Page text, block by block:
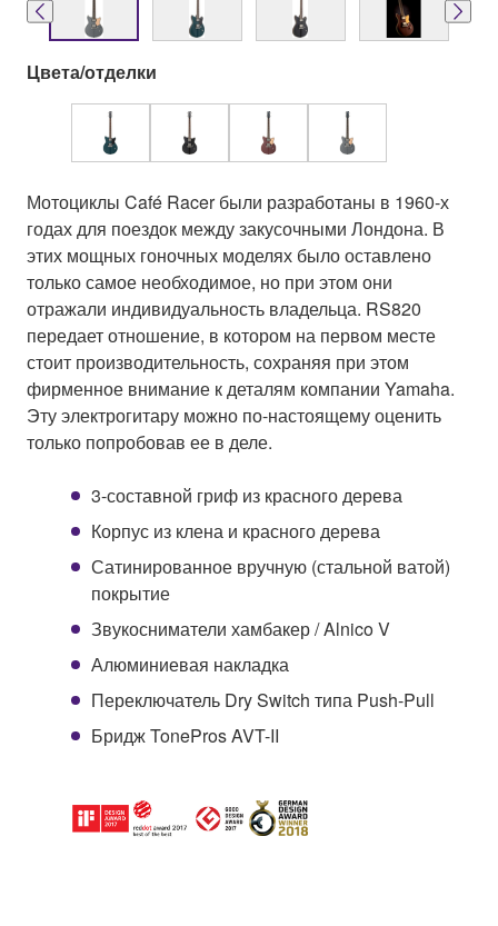
Цвета/отделки
Мотоциклы Café Racer были разработаны в 1960-х
годах для поездок между закусочными Лондона. В
этих мощных гоночных моделях было оставлено
только самое необходимое, но при этом они
отражали индивидуальность владельца. RS820
передает отношение, в котором на первом месте
стоит производительность, сохраняя при этом
фирменное внимание к деталям компании Yamaha.
Эту электрогитару можно по-настоящему оценить
только попробовав ее в деле.
3-составной гриф из красного дерева
Корпус из клена и красного дерева
Сатинированное вручную (стальной ватой)
покрытие
Звукосниматели хамбакер / Alnico V
Алюминиевая накладка
Переключатель Dry Switch типа Push-Pull
Бридж TonePros AVT-II